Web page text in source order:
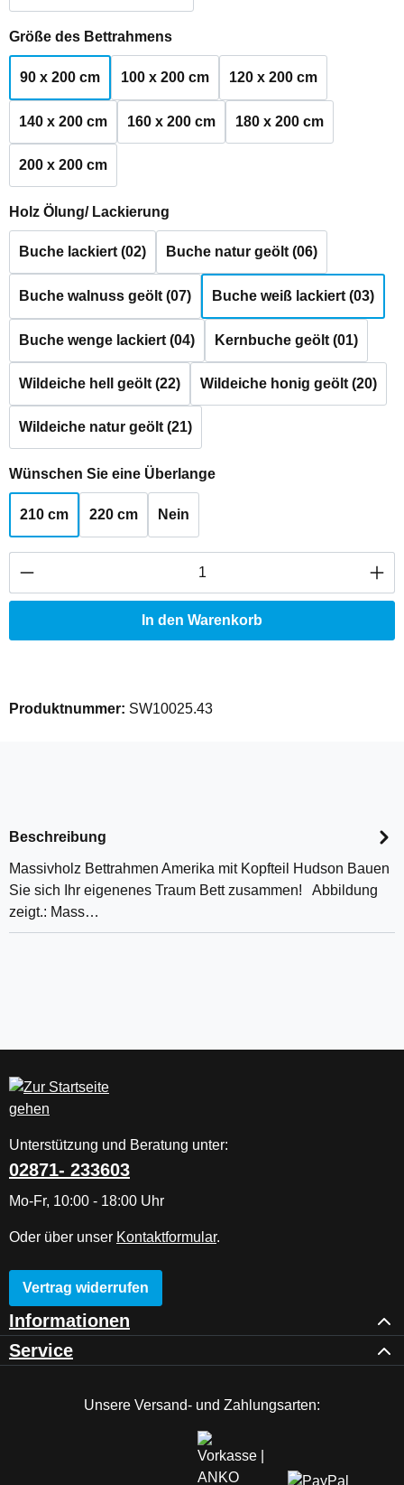
Größe des Bettrahmensauswählen
90 x 200 cm 100 x 200 cm 120 x 200 cm
140 x 200 cm 160 x 200 cm 180 x 200 cm
200 x 200 cm
Holz Ölung/ Lackierung
Buche lackiert (02) Buche natur geölt (06)
Buche walnuss geölt (07) Buche weiß lackiert (03)
Buche wenge lackiert (04) Kernbuche geölt (01)
Wildeiche hell geölt (22) Wildeiche honig geölt (20)
Wildeiche natur geölt (21)
Wünschen Sie eine Überlangeauswählen
210 cm 220 cm Nein
Produkt Anzahl: Gib den gewünschten
In den Warenkorb
Produktnummer: SW10025.43
Beschreibung
Massivholz Bettrahmen Amerika mit Kopfteil Hudson Bauen
Sie sich Ihr eigenenes Traum Bett zusammen! Abbildung
zeigt.: Mass…
Unterstützung und Beratung unter:
02871- 233603
Mo-Fr, 10:00 - 18:00 Uhr
Oder über unser Kontaktformular.
Vertrag widerrufen
Informationen
Service
Unsere Versand- und Zahlungsarten: